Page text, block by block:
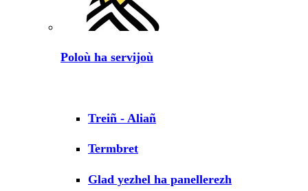
Poloù ha servijoù
Treiñ - Aliañ
Termbret
Glad yezhel ha panellerezh